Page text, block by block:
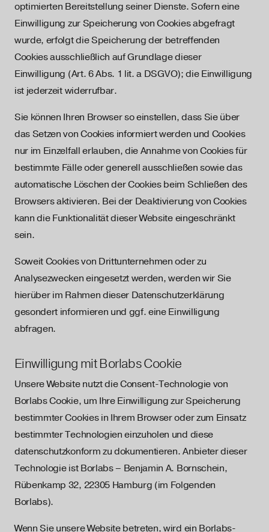
optimierten Bereitstellung seiner Dienste. Sofern eine
Einwilligung zur Speicherung von Cookies abgefragt
wurde, erfolgt die Speicherung der betreffenden
Cookies ausschließlich auf Grundlage dieser
Einwilligung (Art. 6 Abs. 1 lit. a DSGVO); die Einwilligung
ist jederzeit widerrufbar.
Sie können Ihren Browser so einstellen, dass Sie über
das Setzen von Cookies informiert werden und Cookies
nur im Einzelfall erlauben, die Annahme von Cookies für
bestimmte Fälle oder generell ausschließen sowie das
automatische Löschen der Cookies beim Schließen des
Browsers aktivieren. Bei der Deaktivierung von Cookies
kann die Funktionalität dieser Website eingeschränkt
sein.
Soweit Cookies von Drittunternehmen oder zu
Analysezwecken eingesetzt werden, werden wir Sie
hierüber im Rahmen dieser Datenschutzerklärung
gesondert informieren und ggf. eine Einwilligung
abfragen.
Einwilligung mit Borlabs Cookie
Unsere Website nutzt die Consent-Technologie von
Borlabs Cookie, um Ihre Einwilligung zur Speicherung
bestimmter Cookies in Ihrem Browser oder zum Einsatz
bestimmter Technologien einzuholen und diese
datenschutzkonform zu dokumentieren. Anbieter dieser
Technologie ist Borlabs – Benjamin A. Bornschein,
Rübenkamp 32, 22305 Hamburg (im Folgenden
Borlabs).
Wenn Sie unsere Website betreten, wird ein Borlabs-